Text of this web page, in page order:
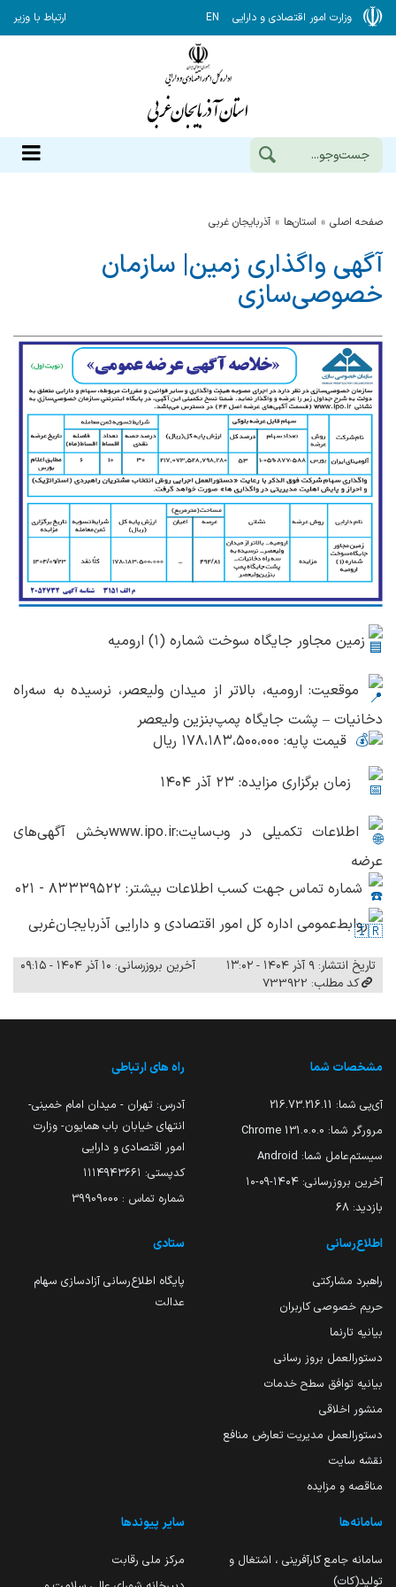
وزارت امور اقتصادی و دارایی EN ارتباط با وزیر
صفحه اصلی استان‌ها آذربایجان غربی
آگهی واگذاری زمین| سازمان
خصوصی‌سازی
زمین مجاور جایگاه سوخت شماره (۱) ارومیه
موقعیت: ارومیه، بالاتر از میدان ولیعصر، نرسیده به سه‌راه
دخانیات – پشت جایگاه پمپ‌بنزین ولیعصر
قیمت پایه: ١٧٨،١٨٣،۵٠٠،٠٠٠ ریال
زمان برگزاری مزایده: ٢٣ آذر ١۴٠۴
اطلاعات تکمیلی در وب‌سایت:www.ipo.irبخش آگهی‌های
عرضه
شماره تماس جهت کسب اطلاعات بیشتر: ٨٣٣٣٩۵٢٢ - ٠٢١
روابط‌عمومی اداره کل امور اقتصادی و دارایی آذربایجان‌غربی
تاریخ انتشار: ۹ آذر ۱۴۰۴ - ۱۳:۰۲
آخرین بروزرسانی: ۱۰ آذر ۱۴۰۴ - ۰۹:۱۵
کد مطلب: 733922
مشخصات شما
آی‌پی شما: 216.73.216.11
مرورگر شما: 131.0.0.0 Chrome
سیستم‌عامل شما: Android
آخرین بروزرسانی: ۱۴۰۴-۰۹-۱۰
بازدید: 68
راه های ارتباطی
آدرس: تهران - میدان امام خمینی-
انتهای خیابان باب همایون- وزارت
امور اقتصادی و دارایی
کدپستی: ۱۱۱۴۹۴۳۶۶۱
شماره تماس : 39909000
اطلاع‌رسانی
راهبرد مشارکتی
حریم خصوصی کاربران
بیانیه تارنما
دستورالعمل بروز رسانی
بیانیه توافق سطح خدمات
منشور اخلاقی
دستورالعمل مدیریت تعارض منافع
نقشه سایت
مناقصه و مزایده
ستادی
پایگاه اطلاع‌رسانی آزادسازی سهام
عدالت
سامانه‌ها
سامانه جامع کارآفرینی ، اشتغال و
تولید(کات)
سایر پیوندها
مرکز ملی رقابت